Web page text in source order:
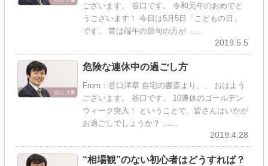
ございます。 谷口です。 令和元年のおめでと
うございます！ 今日は5月5日「こどもの日」
です。 昔は端午の節句の方が ……
2019.5.5
危険な連休中の過ごし方
From：谷口洋章 自宅の書斎より、、 おはよう
ございます。 谷口です。 10連休のゴールデン
ウィーク突入！ ということで、皆さんはいかが
お過ごしでしょうか？ ……
2019.4.28
“相場観”のない初心者はどうすれば？